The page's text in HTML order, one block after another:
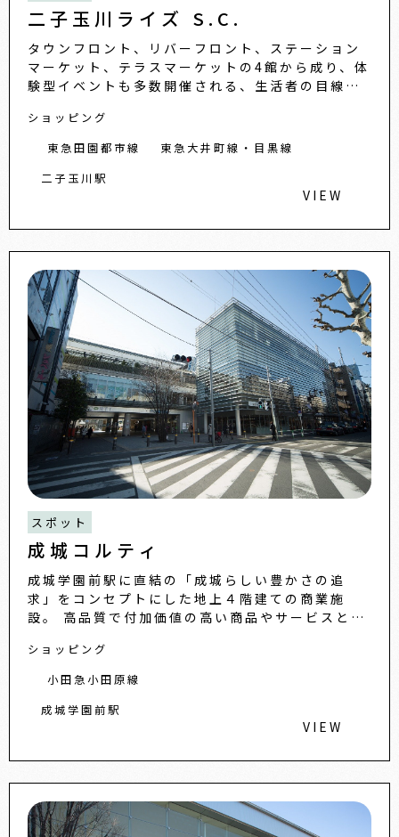
二子玉川ライズ S.C.
タウンフロント、リバーフロント、ステーション
マーケット、テラスマーケットの4館から成り、体
験型イベントも多数開催される、生活者の目線に
ズファッションをはじめ
ショッピング
東急田園都市線
東急大井町線・目黒線
二子玉川駅
VIEW
スポット
成城コルティ
成城学園前駅に直結の「成城らしい豊かさの追
求」をコンセプトにした地上４階建ての商業施
設。 高品質で付加価値の高い商品やサービスとと
と光あふれる空のある
ショッピング
小田急小田原線
成城学園前駅
VIEW